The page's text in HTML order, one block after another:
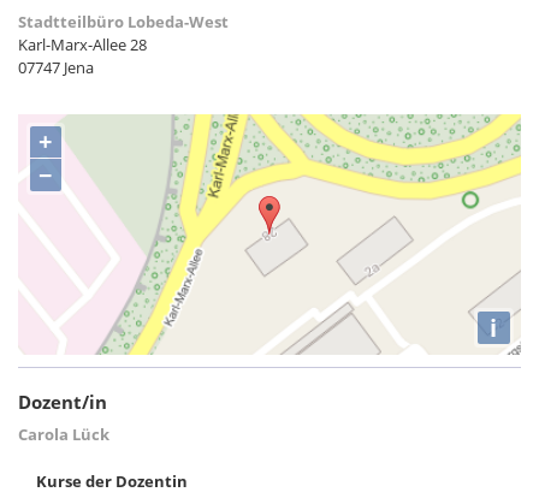
Stadtteilbüro Lobeda-West
Karl-Marx-Allee 28
07747 Jena
+
−
i
Dozent/in
Carola Lück
Kurse der Dozentin